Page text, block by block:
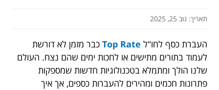
תאריך: נוב 25, 2025
העברת כסף לחו"ל Top Rate כבר מזמן לא דורשת
לעמוד בתורים מתישים או לחכות ימים שהם נצח. העולם
שלנו הולך ומתמלא בטכנולוגיות חדשות שמספקות
פתרונות חכמים ומהירים להעברות כספים, אך איך